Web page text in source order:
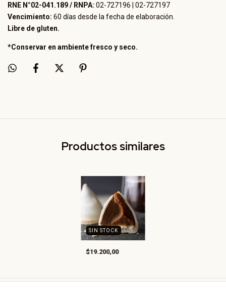
RNE N°02-041.189 / RNPA: 02-727196 | 02-727197
Vencimiento: 60 días desde la fecha de elaboración.
Libre de gluten.
*Conservar en ambiente fresco y seco.
Productos similares
SIN STOCK
$19.200,00